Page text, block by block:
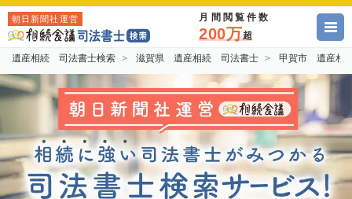
朝日新聞社運営 月間閲覧件数
200万超
遺産相続 司法書士検索 滋賀県 遺産相続 司法書士 甲賀市 遺産相